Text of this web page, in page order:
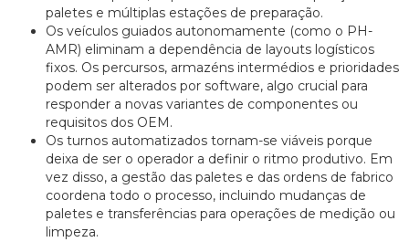
paletes e múltiplas estações de preparação.
Os veículos guiados autonomamente (como o PH-
AMR) eliminam a dependência de layouts logísticos
fixos. Os percursos, armazéns intermédios e prioridades
podem ser alterados por software, algo crucial para
responder a novas variantes de componentes ou
requisitos dos OEM.
Os turnos automatizados tornam-se viáveis porque
deixa de ser o operador a definir o ritmo produtivo. Em
vez disso, a gestão das paletes e das ordens de fabrico
coordena todo o processo, incluindo mudanças de
paletes e transferências para operações de medição ou
limpeza.